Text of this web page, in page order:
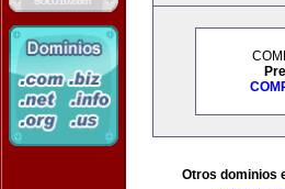
Otros dominios